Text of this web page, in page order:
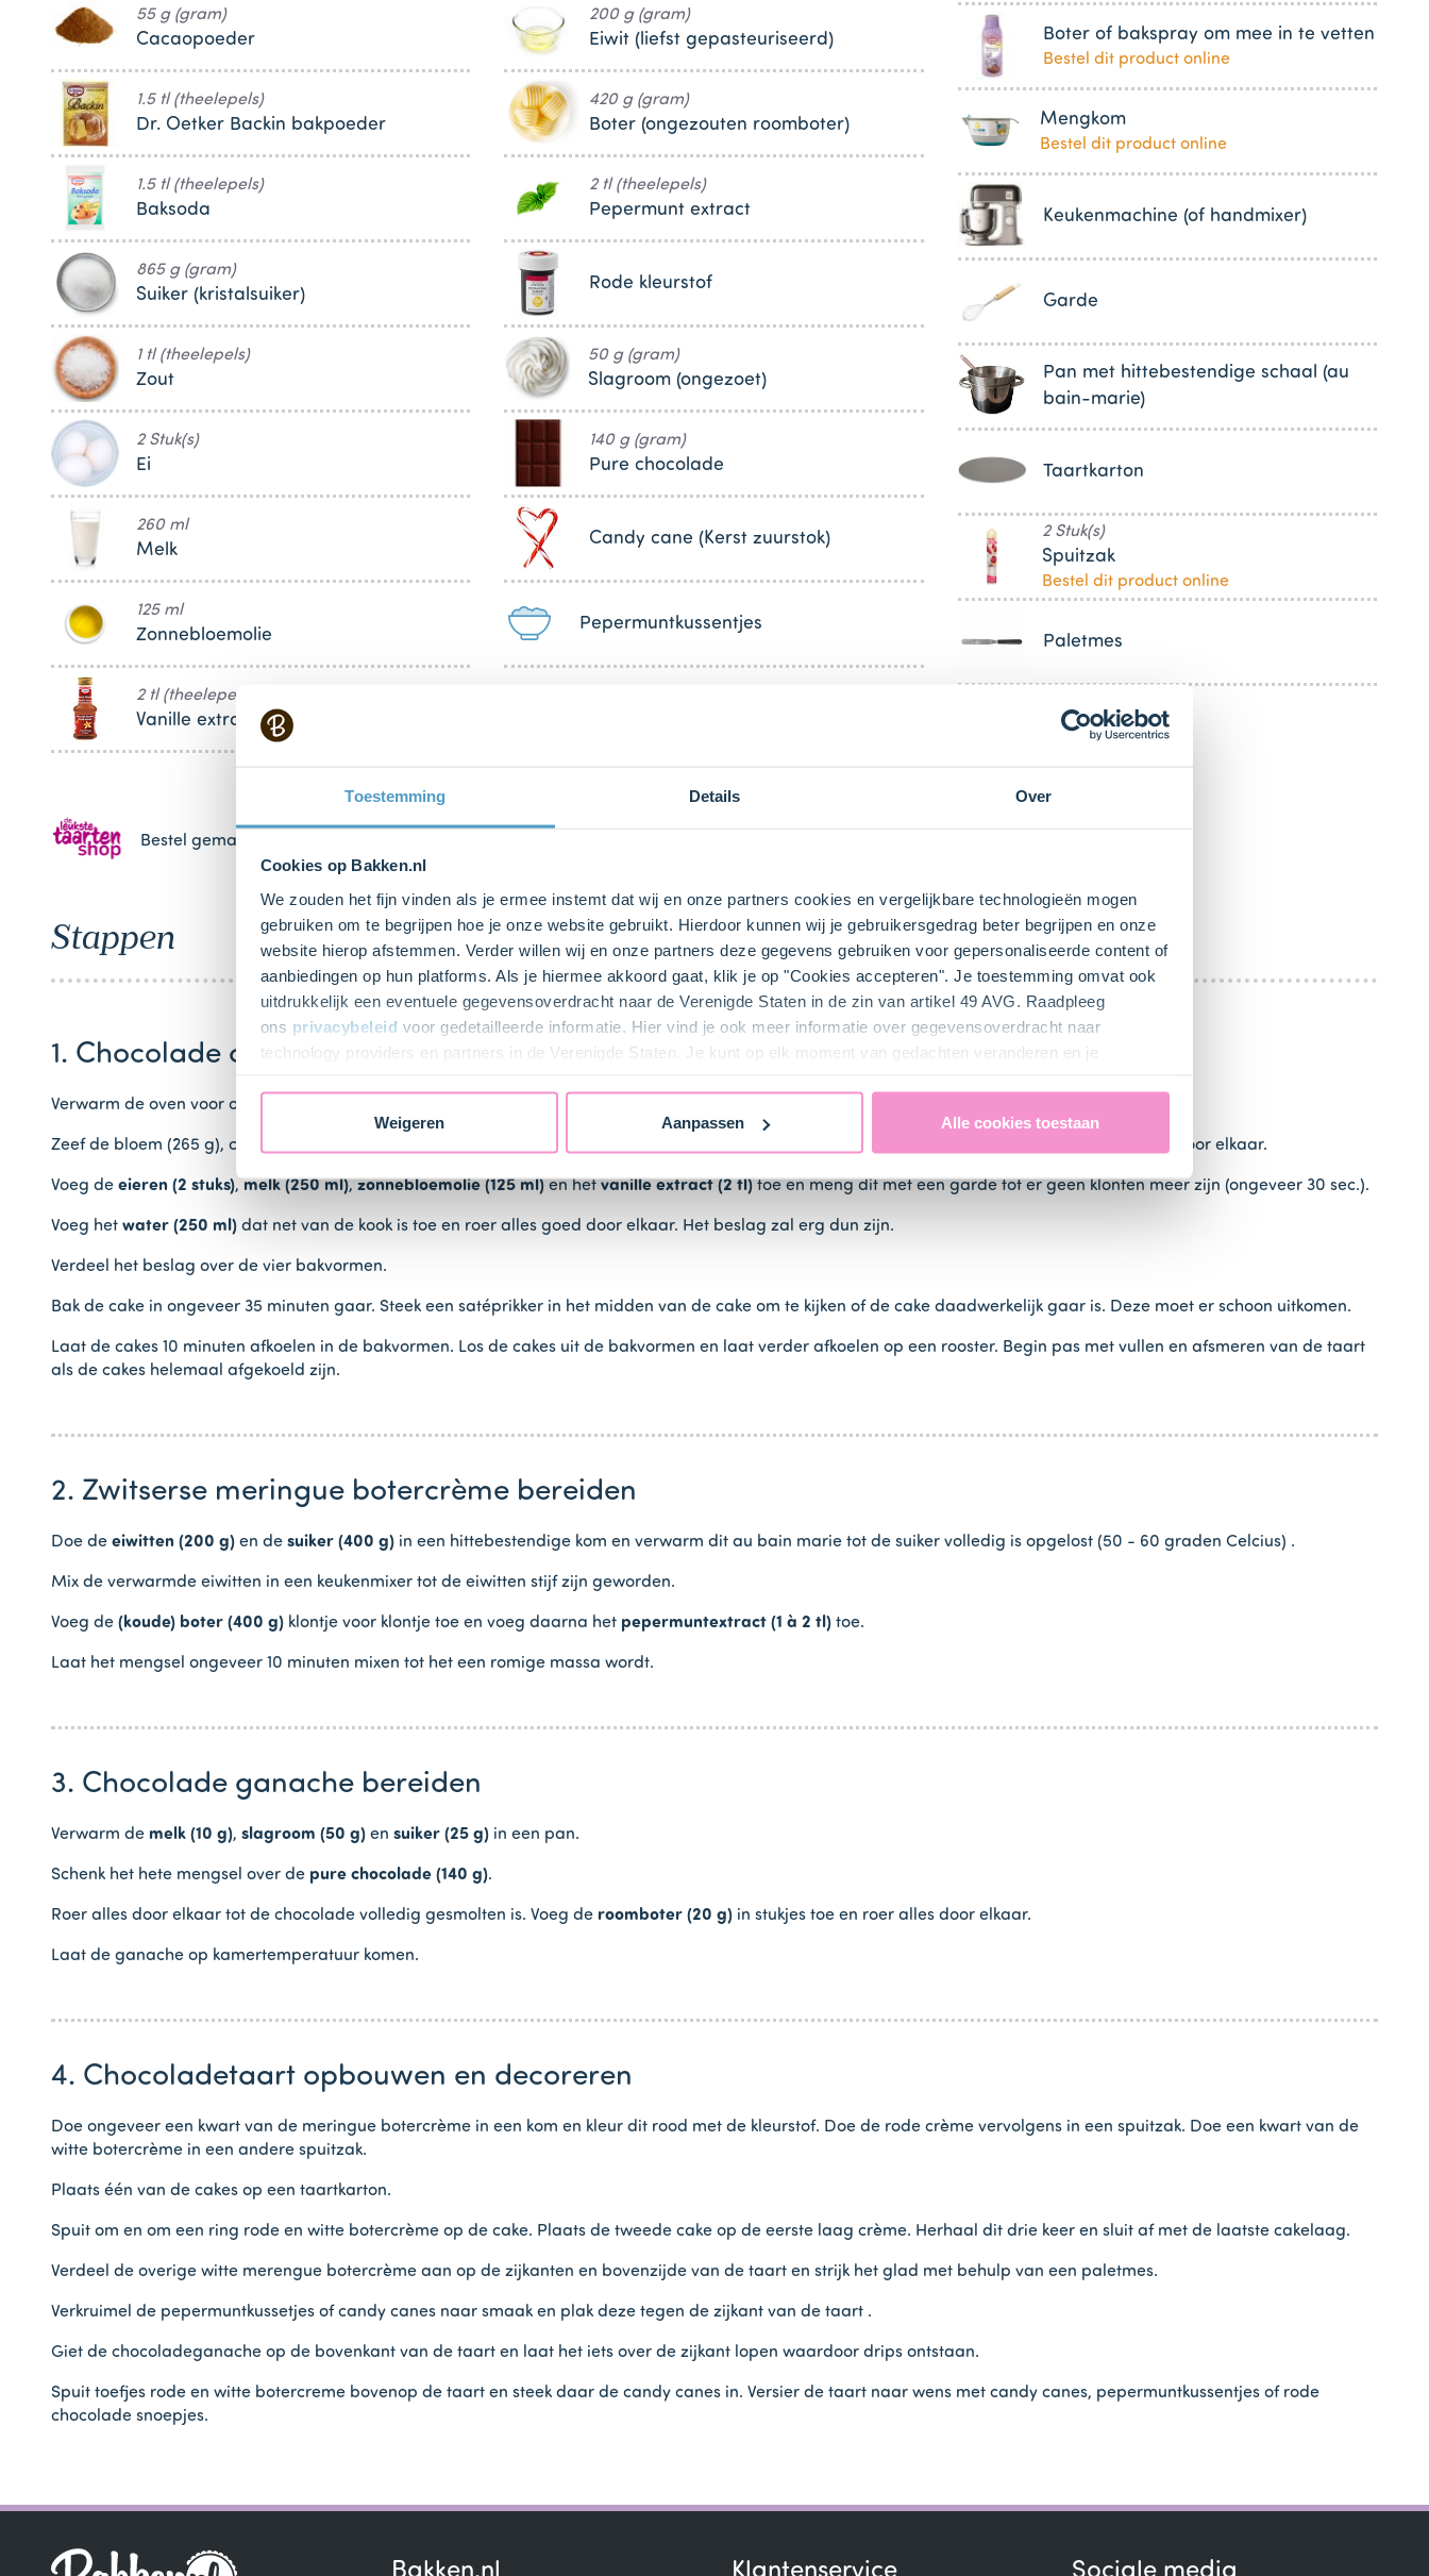
Toestemming Details Over
Cookies op Bakken.nl
We zouden het fijn vinden als je ermee instemt dat wij en onze partners cookies en vergelijkbare technologieën mogen
gebruiken om te begrijpen hoe je onze website gebruikt. Hierdoor kunnen wij je gebruikersgedrag beter begrijpen en onze
website hierop afstemmen. Verder willen wij en onze partners deze gegevens gebruiken voor gepersonaliseerde content of
aanbiedingen op hun platforms. Als je hiermee akkoord gaat, klik je op "Cookies accepteren". Je toestemming omvat ook
uitdrukkelijk een eventuele gegevensoverdracht naar de Verenigde Staten in de zin van artikel 49 AVG. Raadpleeg
ons privacybeleid voor gedetailleerde informatie. Hier vind je ook meer informatie over gegevensoverdracht naar
technology providers en partners in de Verenigde Staten. Je kunt op elk moment van gedachten veranderen en je
Weigeren Aanpassen Alle cookies toestaan
55 g (gram)
Cacaopoeder
1.5 tl (theelepels)
Dr. Oetker Backin bakpoeder
1.5 tl (theelepels)
Baksoda
865 g (gram)
Suiker (kristalsuiker)
1 tl (theelepels)
Zout
2 Stuk(s)
Ei
260 ml
Melk
125 ml
Zonnebloemolie
2 tl (theelepels)
Vanille extract
200 g (gram)
Eiwit (liefst gepasteuriseerd)
420 g (gram)
Boter (ongezouten roomboter)
2 tl (theelepels)
Pepermunt extract
Rode kleurstof
50 g (gram)
Slagroom (ongezoet)
140 g (gram)
Pure chocolade
Candy cane (Kerst zuurstok)
Pepermuntkussentjes
Boter of bakspray om mee in te vetten
Bestel dit product online
Mengkom
Bestel dit product online
Keukenmachine (of handmixer)
Garde
Pan met hittebestendige schaal (au
bain-marie)
Taartkarton
2 Stuk(s)
Spuitzak
Bestel dit product online
Paletmes
Bestel gemakkelijk en snel je bakproducten bij ons zusje
Stappen
1. Chocolade cakes bakken
Verwarm de oven voor op 180 graden Celcius. Spray de 4 bakvormen van 15 cm in met bakspray.
Zeef de bloem (265 g), cacao (55 g), bakpoeder (1,5 tl) en baksoda (1,5 tl) in een grote kom. Voeg het zout (1 tl) en de suiker (440 g) toe en meng dit door elkaar.
Voeg de eieren (2 stuks), melk (250 ml), zonnebloemolie (125 ml) en het vanille extract (2 tl) toe en meng dit met een garde tot er geen klonten meer zijn (ongeveer 30 sec.).
Voeg het water (250 ml) dat net van de kook is toe en roer alles goed door elkaar. Het beslag zal erg dun zijn.
Verdeel het beslag over de vier bakvormen.
Bak de cake in ongeveer 35 minuten gaar. Steek een satéprikker in het midden van de cake om te kijken of de cake daadwerkelijk gaar is. Deze moet er schoon uitkomen.
Laat de cakes 10 minuten afkoelen in de bakvormen. Los de cakes uit de bakvormen en laat verder afkoelen op een rooster. Begin pas met vullen en afsmeren van de taart
als de cakes helemaal afgekoeld zijn.
2. Zwitserse meringue botercrème bereiden
Doe de eiwitten (200 g) en de suiker (400 g) in een hittebestendige kom en verwarm dit au bain marie tot de suiker volledig is opgelost (50 - 60 graden Celcius) .
Mix de verwarmde eiwitten in een keukenmixer tot de eiwitten stijf zijn geworden.
Voeg de (koude) boter (400 g) klontje voor klontje toe en voeg daarna het pepermuntextract (1 à 2 tl) toe.
Laat het mengsel ongeveer 10 minuten mixen tot het een romige massa wordt.
3. Chocolade ganache bereiden
Verwarm de melk (10 g), slagroom (50 g) en suiker (25 g) in een pan.
Schenk het hete mengsel over de pure chocolade (140 g).
Roer alles door elkaar tot de chocolade volledig gesmolten is. Voeg de roomboter (20 g) in stukjes toe en roer alles door elkaar.
Laat de ganache op kamertemperatuur komen.
4. Chocoladetaart opbouwen en decoreren
Doe ongeveer een kwart van de meringue botercrème in een kom en kleur dit rood met de kleurstof. Doe de rode crème vervolgens in een spuitzak. Doe een kwart van de
witte botercrème in een andere spuitzak.
Plaats één van de cakes op een taartkarton.
Spuit om en om een ring rode en witte botercrème op de cake. Plaats de tweede cake op de eerste laag crème. Herhaal dit drie keer en sluit af met de laatste cakelaag.
Verdeel de overige witte merengue botercrème aan op de zijkanten en bovenzijde van de taart en strijk het glad met behulp van een paletmes.
Verkruimel de pepermuntkussetjes of candy canes naar smaak en plak deze tegen de zijkant van de taart .
Giet de chocoladeganache op de bovenkant van de taart en laat het iets over de zijkant lopen waardoor drips ontstaan.
Spuit toefjes rode en witte botercreme bovenop de taart en steek daar de candy canes in. Versier de taart naar wens met candy canes, pepermuntkussentjes of rode
chocolade snoepjes.